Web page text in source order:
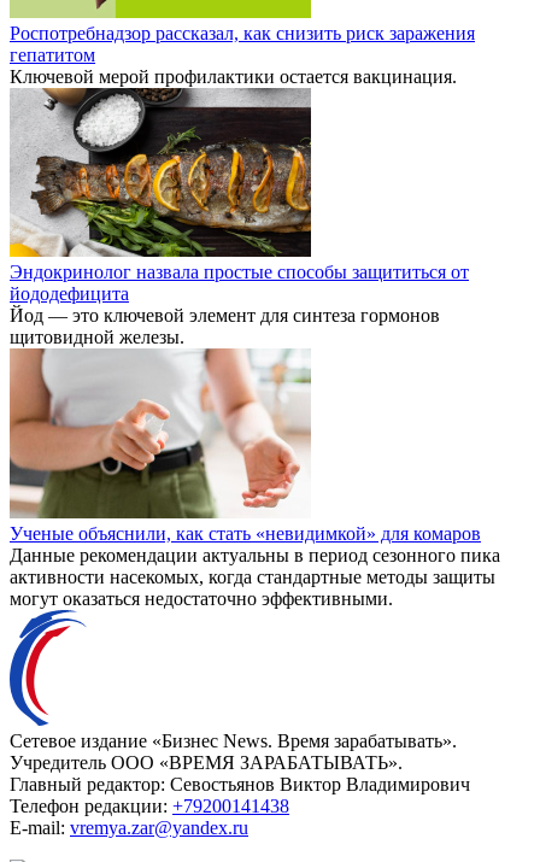
Роспотребнадзор рассказал, как снизить риск заражения
гепатитом
Ключевой мерой профилактики остается вакцинация.
Эндокринолог назвала простые способы защититься от
йододефицита
Йод — это ключевой элемент для синтеза гормонов
щитовидной железы.
Ученые объяснили, как стать «невидимкой» для комаров
Данные рекомендации актуальны в период сезонного пика
активности насекомых, когда стандартные методы защиты
могут оказаться недостаточно эффективными.
Сетевое издание «Бизнес News. Время зарабатывать».
Учредитель ООО «ВРЕМЯ ЗАРАБАТЫВАТЬ».
Главный редактор: Севостьянов Виктор Владимирович
Телефон редакции: +79200141438
E-mail: vremya.zar@yandex.ru